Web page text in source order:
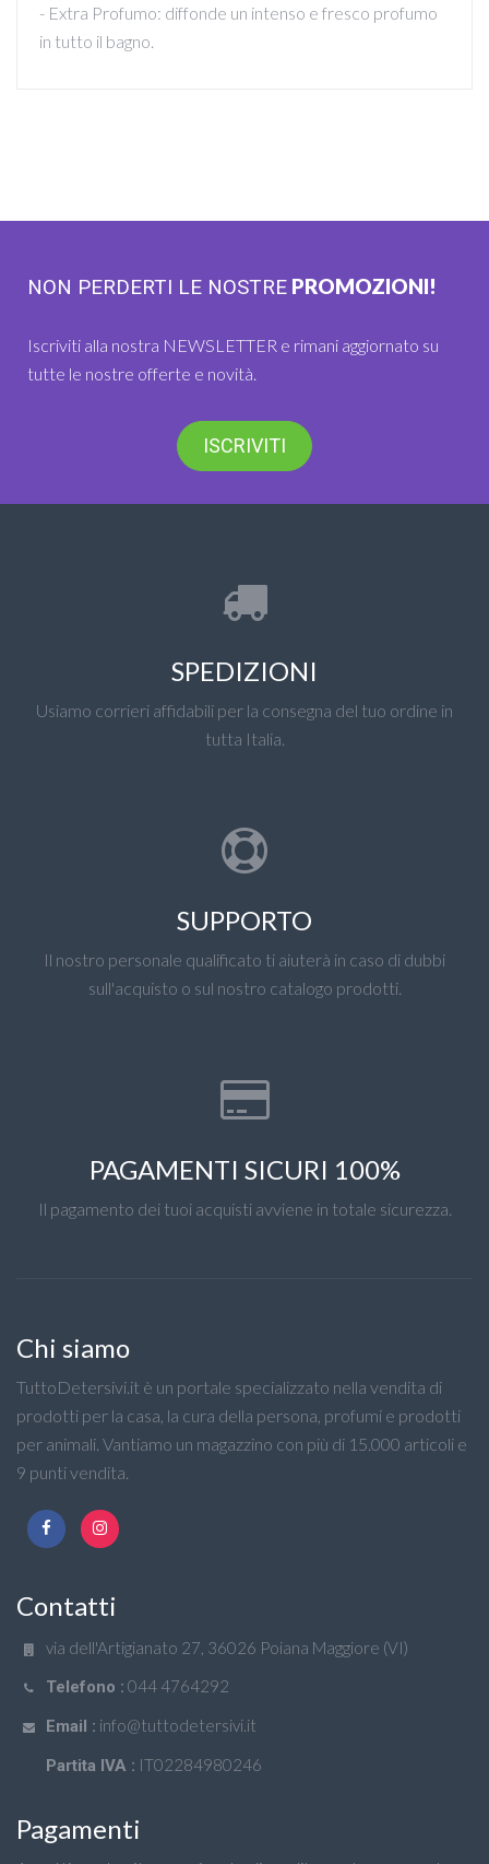
- Extra Profumo: diffonde un intenso e fresco profumo
in tutto il bagno.
NON PERDERTI LE NOSTRE PROMOZIONI!
Iscriviti alla nostra NEWSLETTER e rimani aggiornato su
tutte le nostre offerte e novità.
ISCRIVITI
SPEDIZIONI
Usiamo corrieri affidabili per la consegna del tuo ordine in
tutta Italia.
SUPPORTO
Il nostro personale qualificato ti aiuterà in caso di dubbi
sull'acquisto o sul nostro catalogo prodotti.
PAGAMENTI SICURI 100%
Il pagamento dei tuoi acquisti avviene in totale sicurezza.
Chi siamo
TuttoDetersivi.it è un portale specializzato nella vendita di
prodotti per la casa, la cura della persona, profumi e prodotti
per animali. Vantiamo un magazzino con più di 15.000 articoli e
9 punti vendita.
Contatti
via dell'Artigianato 27, 36026 Poiana Maggiore (VI)
Telefono : 044 4764292
Email : info@tuttodetersivi.it
Partita IVA : IT02284980246
Pagamenti